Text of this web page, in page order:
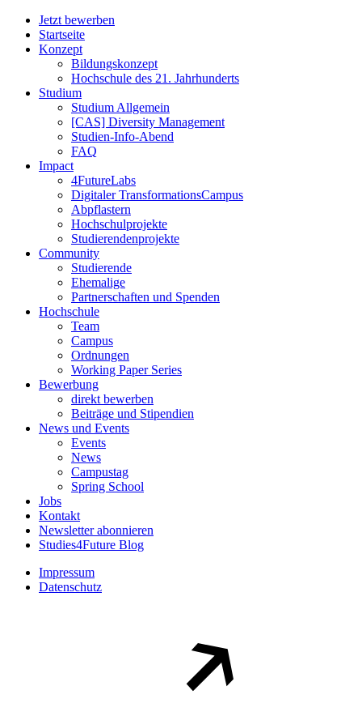
Jetzt bewerben
Startseite
Konzept
Bildungskonzept
Hochschule des 21. Jahrhunderts
Studium
Studium Allgemein
[CAS] Diversity Management
Studien-Info-Abend
FAQ
Impact
4FutureLabs
Digitaler TransformationsCampus
Abpflastern
Hochschulprojekte
Studierendenprojekte
Community
Studierende
Ehemalige
Partnerschaften und Spenden
Hochschule
Team
Campus
Ordnungen
Working Paper Series
Bewerbung
direkt bewerben
Beiträge und Stipendien
News und Events
Events
News
Campustag
Spring School
Jobs
Kontakt
Newsletter abonnieren
Studies4Future Blog
Impressum
Datenschutz